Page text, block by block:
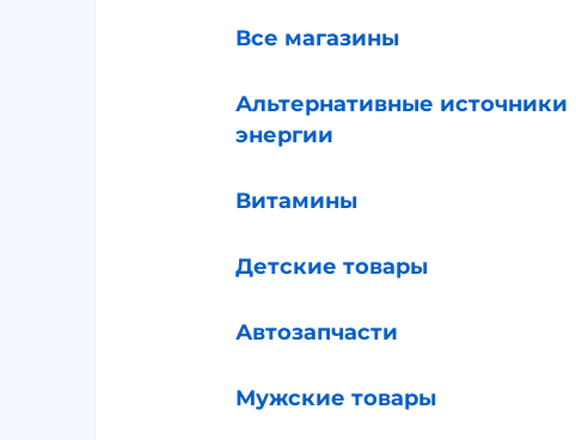
Все магазины
Альтернативные источники
энергии
Витамины
Детские товары
Автозапчасти
Мужские товары